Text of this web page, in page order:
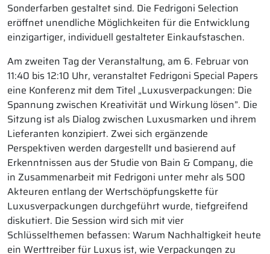
Sonderfarben gestaltet sind. Die Fedrigoni Selection
eröffnet unendliche Möglichkeiten für die Entwicklung
einzigartiger, individuell gestalteter Einkaufstaschen.
Am zweiten Tag der Veranstaltung, am 6. Februar von
11:40 bis 12:10 Uhr, veranstaltet Fedrigoni Special Papers
eine Konferenz mit dem Titel „Luxusverpackungen: Die
Spannung zwischen Kreativität und Wirkung lösen”. Die
Sitzung ist als Dialog zwischen Luxusmarken und ihrem
Lieferanten konzipiert. Zwei sich ergänzende
Perspektiven werden dargestellt und basierend auf
Erkenntnissen aus der Studie von Bain & Company, die
in Zusammenarbeit mit Fedrigoni unter mehr als 500
Akteuren entlang der Wertschöpfungskette für
Luxusverpackungen durchgeführt wurde, tiefgreifend
diskutiert. Die Session wird sich mit vier
Schlüsselthemen befassen: Warum Nachhaltigkeit heute
ein Werttreiber für Luxus ist, wie Verpackungen zu